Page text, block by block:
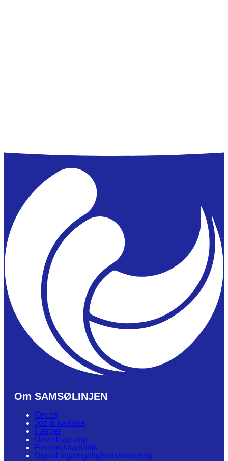
Om SAMSØLINJEN
Om os
Job & karriere
Færger
Download app
Persondatapolitik
Digital tilgængelighedserklæring